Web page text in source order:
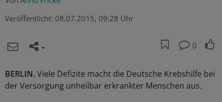
Veröffentlicht: 08.07.2015, 09:28 Uhr
0
BERLIN.Viele Defizite macht die Deutsche Krebshilfe bei
der Versorgung unheilbar erkrankter Menschen aus.